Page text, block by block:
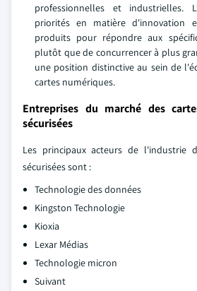
professionnelles et industrielles.
priorités en matière d'innovation
produits pour répondre aux
plutôt que de concurrencer à plus
une position distinctive au sein de
cartes numériques.
Entreprises du marché des
sécurisées
Les principaux acteurs de l'industrie
sécurisées sont :
Technologie des données
Kingston Technologie
Kioxia
Lexar Médias
Technologie micron
Suivant